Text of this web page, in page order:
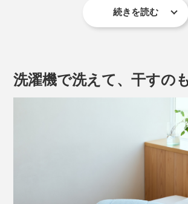
腰をラクにするには、腰に集中しやす
マットが柔らかすぎると腰が「く」の
すぎると腰と敷きパッドの間にスキマが
る局所に負荷が集中してしまいます。
そこで、ディーブレスの濱田氏が選ん
や車椅子のシートにも使用される、旭
続きを読む
洗濯機で洗えて、干すの